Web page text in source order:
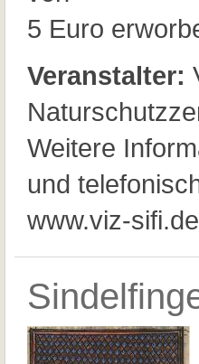
5 Euro
Veranstalter:
Weitere
und
www.viz-sifi.de